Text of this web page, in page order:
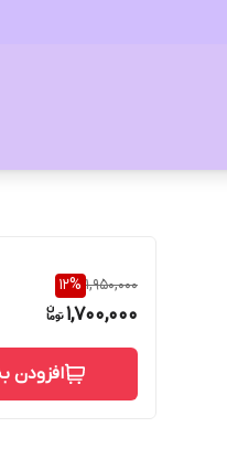
1,950,000
12%
1,700,000
افزودن